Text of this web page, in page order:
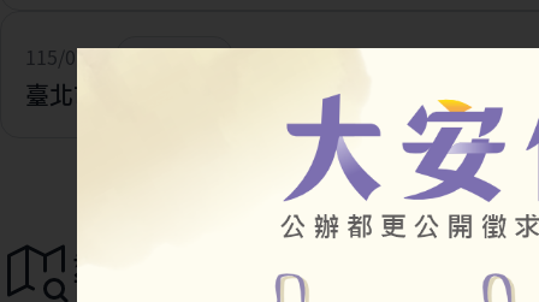
115/07/28 一般公告
臺北市住宅及都市更新中心 官網改版及網址更
導覽地圖